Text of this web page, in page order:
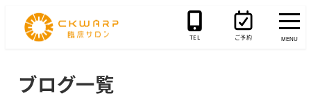
TEL ご予約 MENU
ブログ一覧